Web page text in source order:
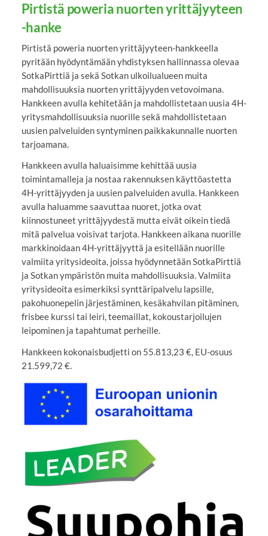
Pirtistä poweria nuorten yrittäjyyteen
-hanke
Pirtistä poweria nuorten yrittäjyyteen-hankkeella
pyritään hyödyntämään yhdistyksen hallinnassa olevaa
SotkaPirttiä ja sekä Sotkan ulkoilualueen muita
mahdollisuuksia nuorten yrittäjyyden vetovoimana.
Hankkeen avulla kehitetään ja mahdollistetaan uusia 4H-
yritysmahdollisuuksia nuorille sekä mahdollistetaan
uusien palveluiden syntyminen paikkakunnalle nuorten
tarjoamana.
Hankkeen avulla haluaisimme kehittää uusia
toimintamalleja ja nostaa rakennuksen käyttöastetta
4H-yrittäjyyden ja uusien palveluiden avulla. Hankkeen
avulla haluamme saavuttaa nuoret, jotka ovat
kiinnostuneet yrittäjyydestä mutta eivät oikein tiedä
mitä palvelua voisivat tarjota. Hankkeen aikana nuorille
markkinoidaan 4H-yrittäjyyttä ja esitellään nuorille
valmiita yritysideoita, joissa hyödynnetään SotkaPirttiä
ja Sotkan ympäristön muita mahdollisuuksia. Valmiita
yritysideoita esimerkiksi synttäripalvelu lapsille,
pakohuonepelin järjestäminen, kesäkahvilan pitäminen,
frisbee kurssi tai leiri, teemaillat, kokoustarjoilujen
leipominen ja tapahtumat perheille.
Hankkeen kokonaisbudjetti on 55.813,23 €, EU-osuus
21.599,72 €.